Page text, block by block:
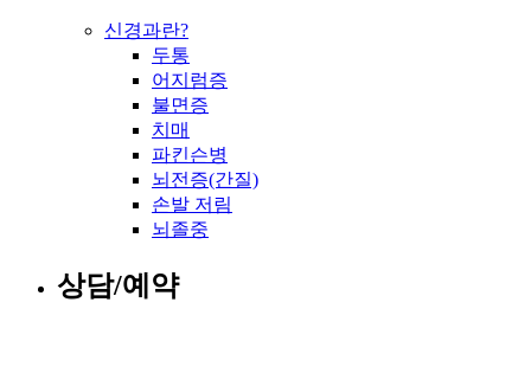
신경과란?
두통
어지럼증
불면증
치매
파킨슨병
뇌전증(간질)
손발 저림
뇌졸중
상담/예약